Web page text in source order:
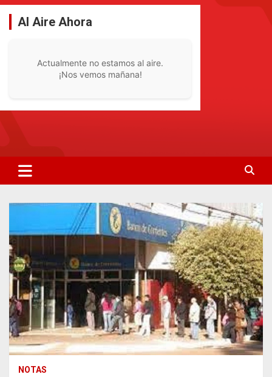
Saltar
contenido
Al Aire Ahora
Actualmente no estamos al aire.
¡Nos vemos mañana!
NOTAS